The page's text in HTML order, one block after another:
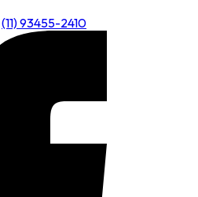
(11) 93455-2410